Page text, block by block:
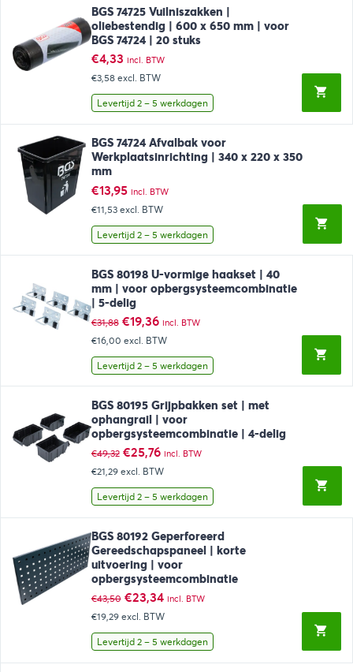
BGS 74725 Vuilniszakken |
oliebestendig | 600 x 650 mm | voor
BGS 74724 | 20 stuks
€4,33 incl. BTW
€3,58 excl. BTW
Levertijd 2 – 5 werkdagen
BGS 74724 Afvalbak voor
Werkplaatsinrichting | 340 x 220 x 350
mm
€13,95 incl. BTW
€11,53 excl. BTW
Levertijd 2 – 5 werkdagen
BGS 80198 U-vormige haakset | 40
mm | voor opbergsysteemcombinatie
| 5-delig
€31,88 Oorspronkelijke
prijs
was:
€31,88.
€19,36Huidige
prijs
is:
€19,36.
incl. BTW
€16,00 excl. BTW
Levertijd 2 – 5 werkdagen
BGS 80195 Grijpbakken set | met
ophangrail | voor
opbergsysteemcombinatie | 4-delig
€49,32 Oorspronkelijke
prijs
was:
€49,32.
€25,76Huidige
prijs
is:
€25,76.
incl. BTW
€21,29 excl. BTW
Levertijd 2 – 5 werkdagen
BGS 80192 Geperforeerd
Gereedschapspaneel | korte
uitvoering | voor
opbergsysteemcombinatie
€43,50 Oorspronkelijke
prijs
was:
€43,50.
€23,34Huidige
prijs
is:
€23,34.
incl. BTW
€19,29 excl. BTW
Levertijd 2 – 5 werkdagen